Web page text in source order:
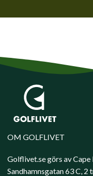
OM GOLFLIVET
Golflivet.se görs av
Sandhamnsgatan 63 C, 2